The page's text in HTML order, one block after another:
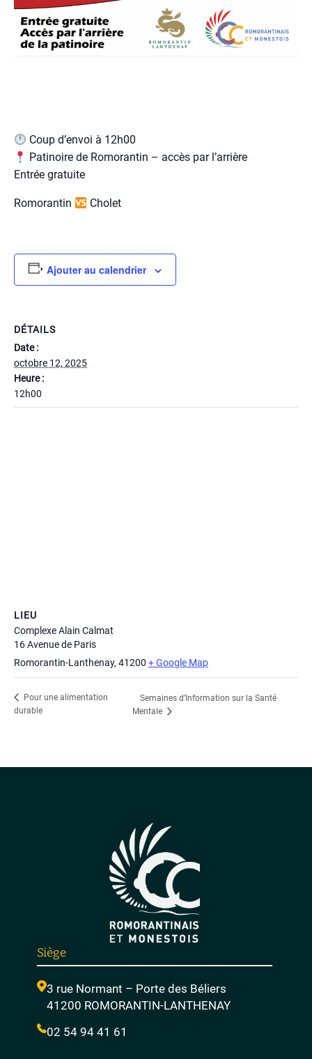
Coup d’envoi à 12h00
Patinoire de Romorantin – accès par l’arrière
Entrée gratuite
Romorantin Cholet
Ajouter au calendrier
DÉTAILS
Date :
octobre 12, 2025
Heure :
12h00
LIEU
Complexe Alain Calmat
16 Avenue de Paris
Romorantin-Lanthenay, 41200 + Google Map
Pour une alimentation
durable
Semaines d’Information sur la Santé
Mentale
Siège
3 rue Normant – Porte des Béliers
41200 ROMORANTIN-LANTHENAY
02 54 94 41 61